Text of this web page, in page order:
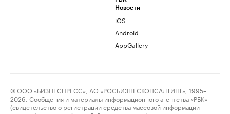
Новости
iOS
Android
AppGallery
© ООО «БИЗНЕСПРЕСС», АО «РОСБИЗНЕСКОНСАЛТИНГ», 1995–
2026. Сообщения и материалы информационного агентства «РБК»
(свидетельство о регистрации средства массовой информации